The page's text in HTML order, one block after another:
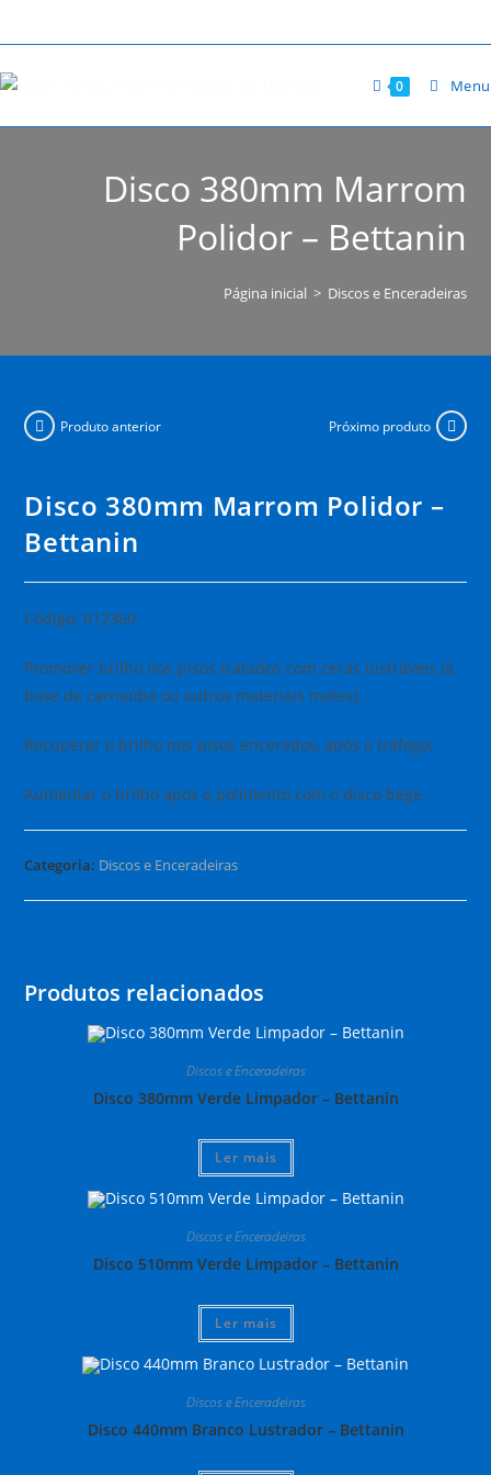
para
o
conteúdo
0 Menu
Disco 380mm Marrom
Polidor – Bettanin
Página inicial > Discos e Enceradeiras
Produto anterior Próximo produto
Disco 380mm Marrom Polidor –
Bettanin
Código: 012360
Promover brilho nos pisos tratados com ceras lustráveis (à
base de carnaúba ou outros materiais moles);
Recuperar o brilho nos pisos encerados, após o tráfego;
Aumentar o brilho após o polimento com o disco bege.
Categoria: Discos e Enceradeiras
Produtos relacionados
Discos e Enceradeiras
Disco 380mm Verde Limpador – Bettanin
Ler mais
Discos e Enceradeiras
Disco 510mm Verde Limpador – Bettanin
Ler mais
Discos e Enceradeiras
Disco 440mm Branco Lustrador – Bettanin